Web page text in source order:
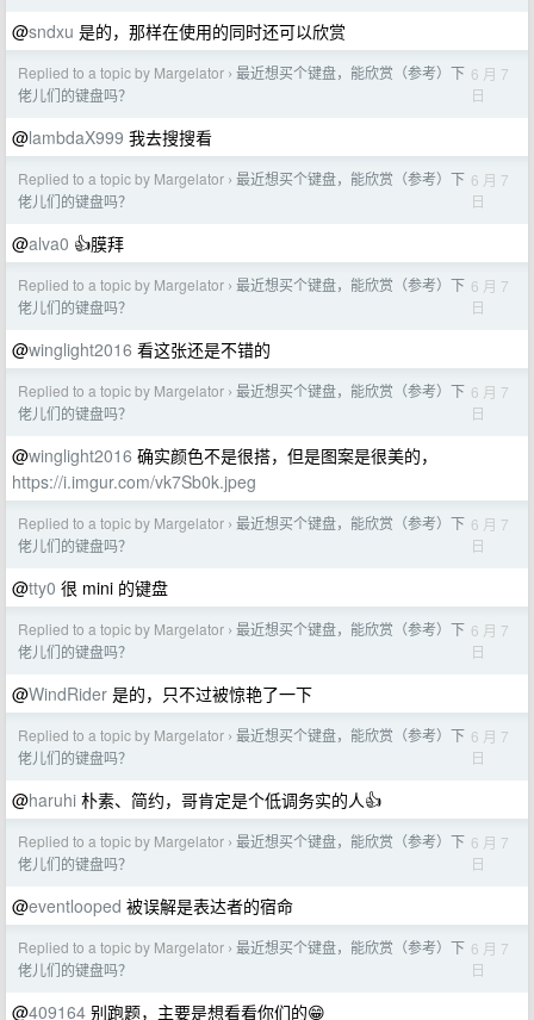
@sndxu 是的，那样在使用的同时还可以欣赏
Replied to a topic by Margelator › 最近想买个键盘，能欣赏（参考）下
佬儿们的键盘吗？
6 月 7
日
@lambdaX999 我去搜搜看
Replied to a topic by Margelator › 最近想买个键盘，能欣赏（参考）下
佬儿们的键盘吗？
6 月 7
日
@alva0 👍膜拜
Replied to a topic by Margelator › 最近想买个键盘，能欣赏（参考）下
佬儿们的键盘吗？
6 月 7
日
@winglight2016 看这张还是不错的
Replied to a topic by Margelator › 最近想买个键盘，能欣赏（参考）下
佬儿们的键盘吗？
6 月 7
日
@winglight2016 确实颜色不是很搭，但是图案是很美的，
https://i.imgur.com/vk7Sb0k.jpeg
Replied to a topic by Margelator › 最近想买个键盘，能欣赏（参考）下
佬儿们的键盘吗？
6 月 7
日
@tty0 很 mini 的键盘
Replied to a topic by Margelator › 最近想买个键盘，能欣赏（参考）下
佬儿们的键盘吗？
6 月 7
日
@WindRider 是的，只不过被惊艳了一下
Replied to a topic by Margelator › 最近想买个键盘，能欣赏（参考）下
佬儿们的键盘吗？
6 月 7
日
@haruhi 朴素、简约，哥肯定是个低调务实的人👍
Replied to a topic by Margelator › 最近想买个键盘，能欣赏（参考）下
佬儿们的键盘吗？
6 月 7
日
@eventlooped 被误解是表达者的宿命
Replied to a topic by Margelator › 最近想买个键盘，能欣赏（参考）下
佬儿们的键盘吗？
6 月 7
日
@409164 别跑题，主要是想看看你们的😁